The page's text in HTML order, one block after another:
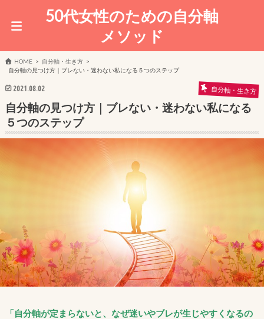
50代女性のための自分軸
メソッド
HOME
自分軸・生き方
自分軸の見つけ方｜ブレない・迷わない私になる５つのステップ
2021.08.02 自分軸・生き方
自分軸の見つけ方｜ブレない・迷わない私になる
５つのステップ
「自分軸が定まらないと、なぜ迷いやブレが生じやすくなるの